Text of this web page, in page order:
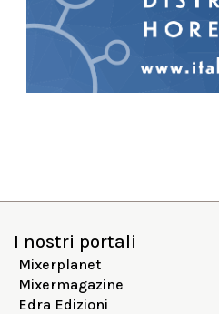
I nostri portali
Mixerplanet
Mixermagazine
Edra Edizioni